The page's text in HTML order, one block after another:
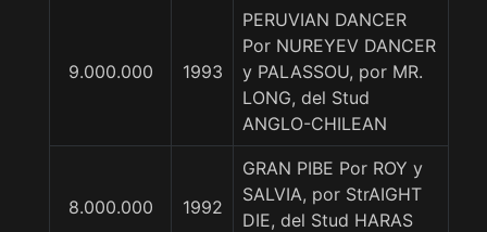
9.000.000 1993
PERUVIAN DANCER
Por NUREYEV DANCER
y PALASSOU, por MR.
LONG, del Stud
ANGLO-CHILEAN
8.000.000 1992
GRAN PIBE Por ROY y
SALVIA, por StrAIGHT
DIE, del Stud HARAS